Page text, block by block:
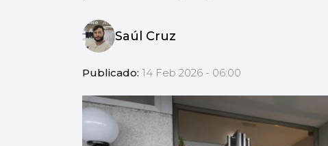
Saúl Cruz
Publicado: 14 Feb 2026 - 06:00